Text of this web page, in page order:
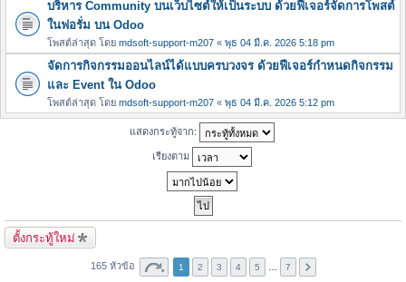
บริหาร Community บนเว็บไซต์ให้เป็นระบบ ด้วยฟีเจอร์จัดการโพสต์
ในฟอรั่ม บน Odoo
โพสต์ล่าสุด โดย mdsoft-support-m207 « พุธ 04 มี.ค. 2026 5:18 pm
จัดการกิจกรรมออนไลน์ได้แบบครบวงจร ด้วยฟีเจอร์กำหนดกิจกรรม
และ Event ใน Odoo
โพสต์ล่าสุด โดย mdsoft-support-m207 « พุธ 04 มี.ค. 2026 5:12 pm
แสดงกระทู้จาก:
เรียงตาม
ตั้งกระทู้ใหม่
165 หัวข้อ 1 2 3 4 5 7